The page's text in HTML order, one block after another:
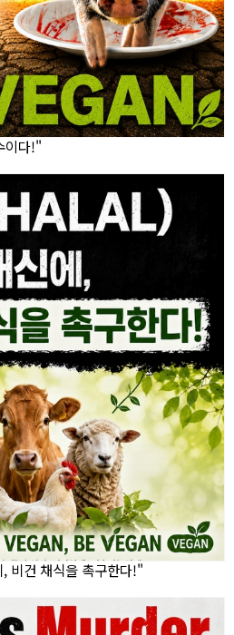
이다!"
비건 채식을 촉구한다!"